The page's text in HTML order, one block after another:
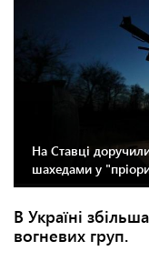
На Ставці
шахедами у
В Україні
вогневих груп.